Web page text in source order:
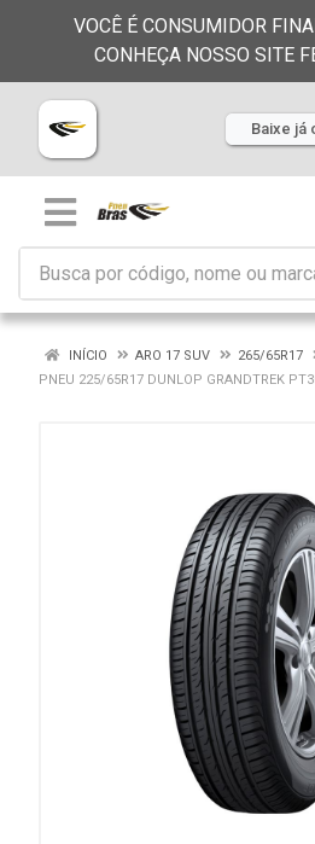
VOCÊ É CONSUMIDOR
CONHEÇA NOSSO SITE
Baixe já
INÍCIO ARO 17 SUV
265/65R17
PNEU 225/65R17 DUNLOP GRANDTREK